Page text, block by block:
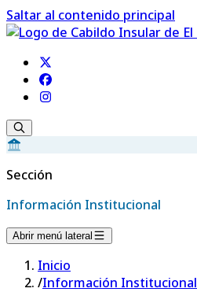
Saltar al contenido principal
Sección
Información Institucional
Abrir menú lateral
Inicio
/Información Institucional